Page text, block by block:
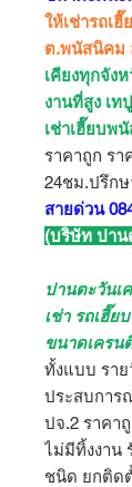
ให้เช่ารถเฮี๊
ต.พนัสนิคม
เคียงทุกจัง
งานที่สูง เ
เช่าเฮี๊ยบพ
ราคาถูก รา
24ชม.ปรึก
สายด่วน
(บริษัท ปาน
ปานตะวันเ
เช่า รถเฮี๊ย
ขนาดเครน
ทั้งแบบ รา
ประสบการ
ปจ.2 ราคา
ไม่มีทิ้งงาน
ชนิด ยกติด